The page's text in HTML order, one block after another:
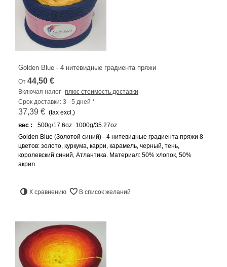
Golden Blue - 4 нитевидные градиента пряжи
От 44,50 €
Включая налог плюс стоимость доставки
Срок доставки: 3 - 5 дней *
37,39 € (tax excl.)
вес :
500g/17.6oz 1000g/35.27oz
Golden Blue (Золотой синий) - 4 нитевидные градиента пряжи 8
цветов: золото, куркума, карри, карамель, черный, тень,
королевский синий, Атлантика. Материал: 50% хлопок, 50%
акрил.
К сравнению В список желаний